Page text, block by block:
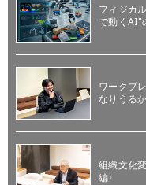
フィジカ
で動くAI"
ワークプ
なりうる
組織文化
編〉